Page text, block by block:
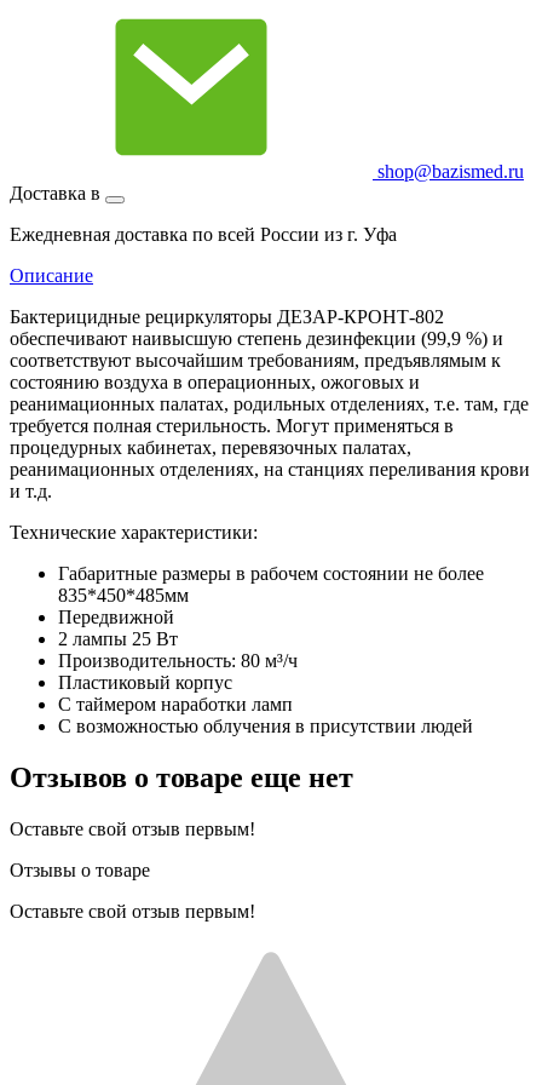
shop@bazismed.ru
Доставка в
Ежедневная доставка по всей России из г. Уфа
Описание
Бактерицидные рециркуляторы ДЕЗАР-КРОНТ-802
обеспечивают наивысшую степень дезинфекции (99,9 %) и
соответствуют высочайшим требованиям, предъявлямым к
состоянию воздуха в операционных, ожоговых и
реанимационных палатах, родильных отделениях, т.е. там, где
требуется полная стерильность. Могут применяться в
процедурных кабинетах, перевязочных палатах,
реанимационных отделениях, на станциях переливания крови
и т.д.
Технические характеристики:
Габаритные размеры в рабочем состоянии не более
835*450*485мм
Передвижной
2 лампы 25 Вт
Производительность: 80 м³/ч
Пластиковый корпус
С таймером наработки ламп
С возможностью облучения в присутствии людей
Отзывов о товаре еще нет
Оставьте свой отзыв первым!
Отзывы о товаре
Оставьте свой отзыв первым!